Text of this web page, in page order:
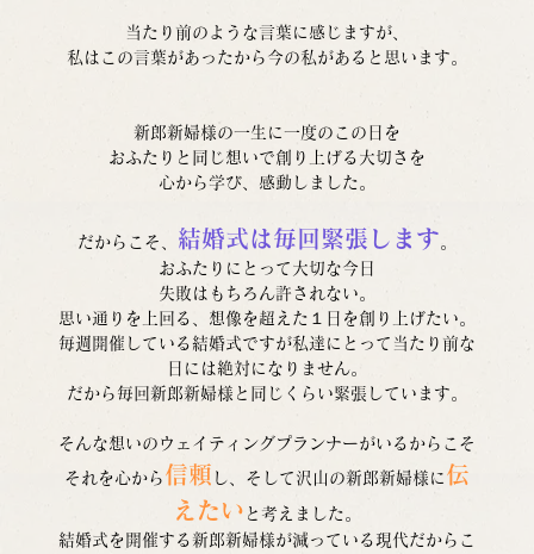
当たり前のような言葉に感じますが、
私はこの言葉があったから今の私があると思います。
新郎新婦様の一生に一度のこの日を
おふたりと同じ想いで創り上げる大切さを
心から学び、感動しました。
だからこそ、 結婚式は毎回緊張します
おふたりにとって大切な今日
失敗はもちろん許されない。
思い通りを上回る、想像を超えた１日を創り上げたい。
毎週開催している結婚式ですが私達にとって当たり前な
日には絶対になりません。
だから毎回新郎新婦様と同じくらい緊張しています。
そんな想いのウェイティングプランナーがいるからこそ
それを心から 信頼 し、そして沢山の新郎新婦様に 伝
えたい と考えました。
結婚式を開催する新郎新婦様が減っている現代だからこ